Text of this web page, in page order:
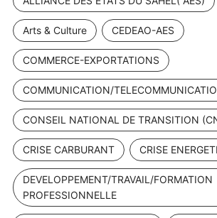
Arts & Culture CEDEAO-AES
COMMERCE-EXPORTATIONS
COMMUNICATION/
CONSEIL NATIONAL DE TRANSITION
CRISE CARBURANT CRISE
DEVELOPPEMENT/TRAVAIL/FORMATION
PROFESSIONNELLE